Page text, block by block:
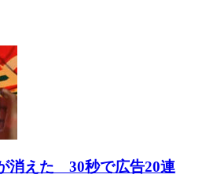
消えた 30秒で広告20連